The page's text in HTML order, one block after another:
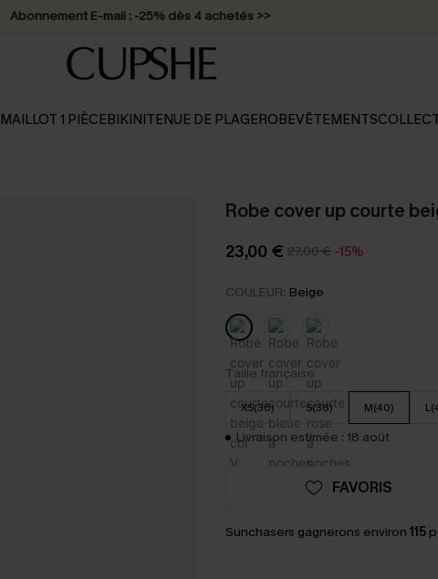
Abonnement E-mail : -25% dès 4 achetés >>
MAILLOT 1 PIÈCEBIKINITENUE DE PLAGEROBEVÊTEMENTS
Robe cover up courte
23,00 € 27,00 € -15%
COULEUR: Beige
Taille française
XS(36) S(38) M(40)
Livraison estimée : 18 août
FAVORIS
Sunchasers gagnerons environ 115